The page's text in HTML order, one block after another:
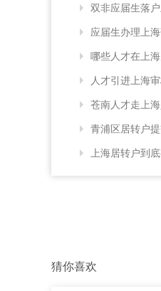
双非应届生落
应届生办理上
哪些人才在上
人才引进上海
苍南人才走上
青浦区居转户
上海居转户到
猜你喜欢